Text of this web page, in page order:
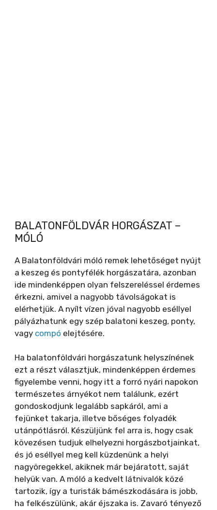
BALATONFÖLDVÁR HORGÁSZAT –
MÓLÓ
A Balatonföldvári móló remek lehetőséget nyújt
a keszeg és pontyfélék horgászatára, azonban
ide mindenképpen olyan felszereléssel érdemes
érkezni, amivel a nagyobb távolságokat is
elérhetjük. A nyílt vízen jóval nagyobb eséllyel
pályázhatunk egy szép balatoni keszeg, ponty,
vagy compó elejtésére.
Ha balatonföldvári horgászatunk helyszínének
ezt a részt választjuk, mindenképpen érdemes
figyelembe venni, hogy itt a forró nyári napokon
természetes árnyékot nem találunk, ezért
gondoskodjunk legalább sapkáról, ami a
fejünket takarja, illetve bőséges folyadék
utánpótlásról. Készüljünk fel arra is, hogy csak
kövezésen tudjuk elhelyezni horgászbotjainkat,
és jó eséllyel meg kell küzdenünk a helyi
nagyöregekkel, akiknek már bejáratott, saját
helyük van. A móló a kedvelt látnivalók közé
tartozik, így a turisták bámészkodására is jobb,
ha felkészülünk, akár éjszaka is. Zavaró tényező